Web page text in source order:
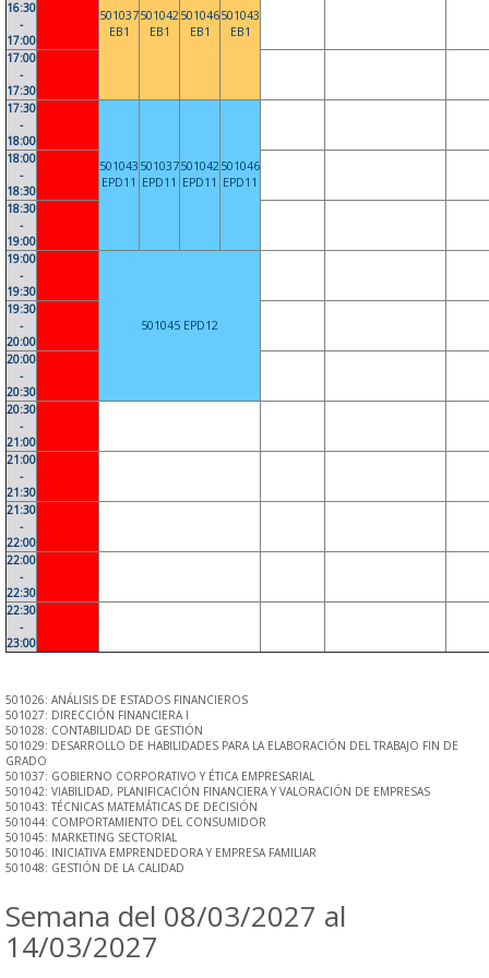
501037
EB1
501042
EB1
501046
EB1
501043
EB1
16:30
-
17:00
17:00
-
17:30
17:30
-
18:00
501043
EPD11
501037
EPD11
501042
EPD11
501046
EPD11
18:00
-
18:30
18:30
-
19:00
19:00
-
19:30
501045 EPD12
19:30
-
20:00
20:00
-
20:30
20:30
-
21:00
21:00
-
21:30
21:30
-
22:00
22:00
-
22:30
22:30
-
23:00
501026: ANÁLISIS DE ESTADOS FINANCIEROS
501027: DIRECCIÓN FINANCIERA I
501028: CONTABILIDAD DE GESTIÓN
501029: DESARROLLO DE HABILIDADES PARA LA ELABORACIÓN DEL TRABAJO FIN DE
GRADO
501037: GOBIERNO CORPORATIVO Y ÉTICA EMPRESARIAL
501042: VIABILIDAD, PLANIFICACIÓN FINANCIERA Y VALORACIÓN DE EMPRESAS
501043: TÉCNICAS MATEMÁTICAS DE DECISIÓN
501044: COMPORTAMIENTO DEL CONSUMIDOR
501045: MARKETING SECTORIAL
501046: INICIATIVA EMPRENDEDORA Y EMPRESA FAMILIAR
501048: GESTIÓN DE LA CALIDAD
Semana del 08/03/2027 al
14/03/2027